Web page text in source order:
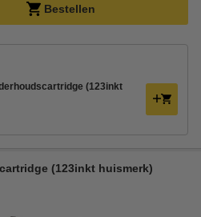
Bestellen
(123inkt
(123inkt huismerk)